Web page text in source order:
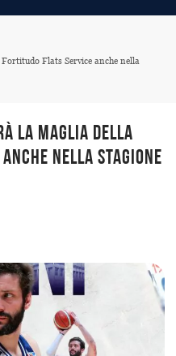
Flats Service anche nella
la maglia della
nella stagione